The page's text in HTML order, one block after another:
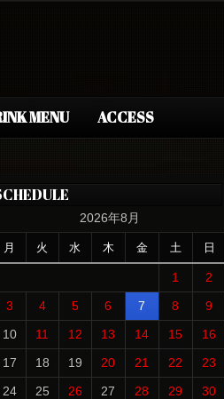
MENU ACCESS
2026年8月
月 火 水 木 金 土 日
1
2
3
4 5 6 7 8
9
10
11 12 13 14 15
16
17
18 19 20 21 22
23
24
25 26 27 28 29
30